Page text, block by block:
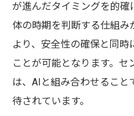
が進んだタイミングを的
体の時期を判断する仕組み
より、安全性の確保と同
ことが可能となります。
は、AIと組み合わせること
待されています。